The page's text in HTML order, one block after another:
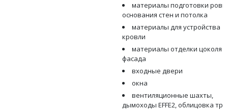
материалы подготовки
основания стен и потолка
материалы для устройства
кровли
материалы отделки цоколя и
фасада
входные двери
окна
вентиляционные шахты,
дымоходы EFFE2, облицовка